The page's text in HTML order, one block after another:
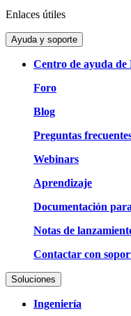
Enlaces útiles
Ayuda y soporte
Centro de ayuda de
Foro
Blog
Preguntas
Webinars
Aprendizaje
Documentación
Notas de
Contactar con
Soluciones
Ingeniería